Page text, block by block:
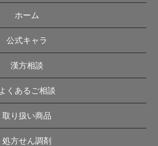
ホーム
公式キャラ
漢方相談
よくあるご相談
取り扱い商品
処方せん調剤